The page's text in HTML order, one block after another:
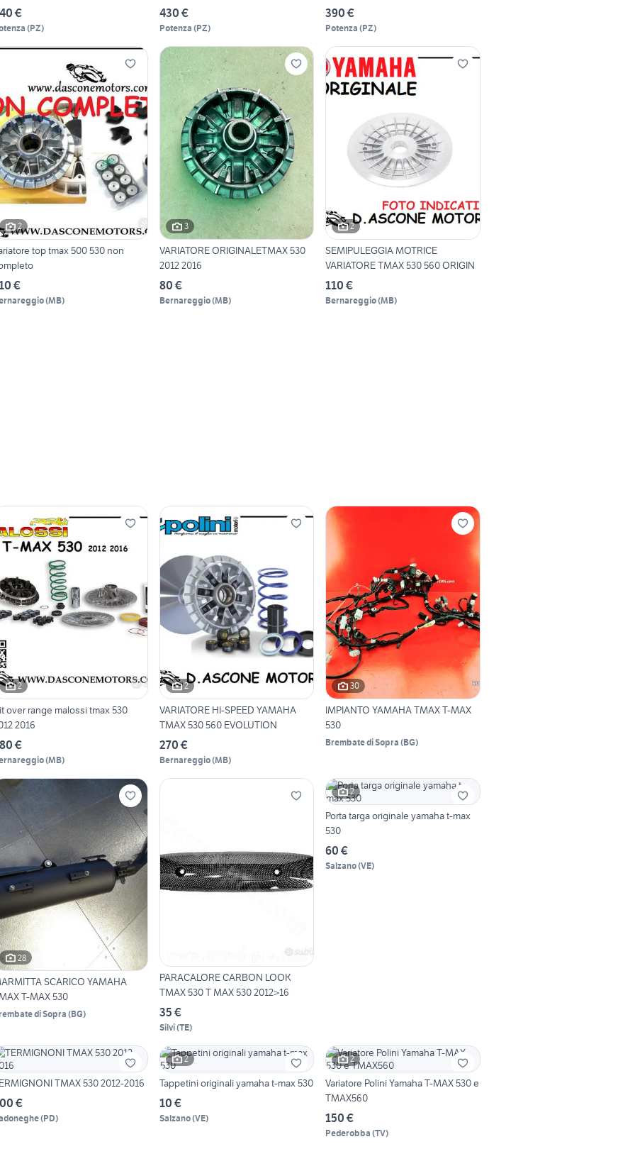
€
(PZ)
430 €
Potenza (PZ)
390 €
Potenza (PZ)
2
top tmax 500 530 non
€
(MB)
3
VARIATORE ORIGINALETMAX 530
2012 2016
80 €
Bernareggio(MB)
2
SEMIPULEGGIA MOTRICE
VARIATORE TMAX 530 560 ORIGIN
110 €
Bernareggio(MB)
2
over range malossi tmax 530
2016
€
(MB)
2
VARIATORE HI-SPEED YAMAHA
TMAX 530 560 EVOLUTION
270 €
Bernareggio(MB)
30
IMPIANTO YAMAHA TMAX T-MAX
530
Brembate di Sopra (BG)
28
SCARICO YAMAHA
T-MAX 530
di Sopra (BG)
PARACALORE CARBON LOOK
TMAX 530 T MAX 530 2012>16
35 €
Silvi(TE)
2
Porta targa originale yamaha t-max
530
60 €
Salzano(VE)
TMAX 530 2012-2016
€
(PD)
2
Tappetini originali yamaha t-max 530
10 €
Salzano(VE)
2
Variatore Polini Yamaha T-MAX 530 e
TMAX560
150 €
Pederobba (TV)